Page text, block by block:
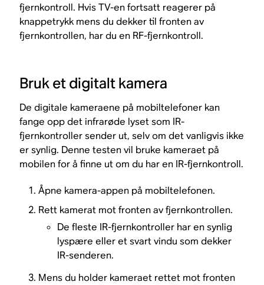
fjernkontroll. Hvis TV-en fortsatt reagerer på
knappetrykk mens du dekker til fronten av
fjernkontrollen, har du en RF-fjernkontroll.
Bruk et digitalt kamera
De digitale kameraene på mobiltelefoner kan
fange opp det infrarøde lyset som IR-
fjernkontroller sender ut, selv om det vanligvis ikke
er synlig. Denne testen vil bruke kameraet på
mobilen for å finne ut om du har en IR-fjernkontroll.
Åpne kamera-appen på mobiltelefonen.
Rett kamerat mot fronten av fjernkontrollen.
De fleste IR-fjernkontroller har en synlig
lyspære eller et svart vindu som dekker
IR-senderen.
Mens du holder kameraet rettet mot fronten